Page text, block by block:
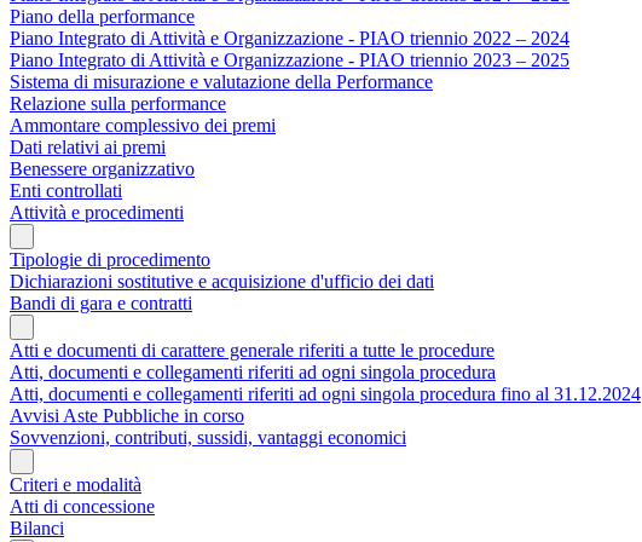
Piano della performance
Piano Integrato di Attività e Organizzazione - PIAO triennio 2022 – 2024
Piano Integrato di Attività e Organizzazione - PIAO triennio 2023 – 2025
Sistema di misurazione e valutazione della Performance
Relazione sulla performance
Ammontare complessivo dei premi
Dati relativi ai premi
Benessere organizzativo
Enti controllati
Attività e procedimenti
Tipologie di procedimento
Dichiarazioni sostitutive e acquisizione d'ufficio dei dati
Bandi di gara e contratti
Atti e documenti di carattere generale riferiti a tutte le procedure
Atti, documenti e collegamenti riferiti ad ogni singola procedura
Atti, documenti e collegamenti riferiti ad ogni singola procedura fino al 31.12.2024
Avvisi Aste Pubbliche in corso
Sovvenzioni, contributi, sussidi, vantaggi economici
Criteri e modalità
Atti di concessione
Bilanci